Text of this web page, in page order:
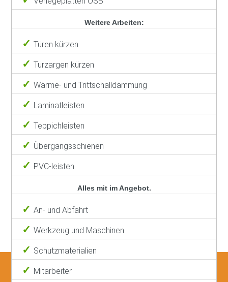
Weitere Arbeiten:
Türen kürzen
Türzargen kürzen
Wärme- und Trittschalldämmung
Laminatleisten
Teppichleisten
Übergangsschienen
PVC-leisten
Alles mit im Angebot.
An- und Abfahrt
Werkzeug und Maschinen
Schutzmaterialien
Mitarbeiter